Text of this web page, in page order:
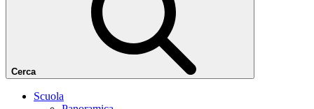
Cerca
Scuola